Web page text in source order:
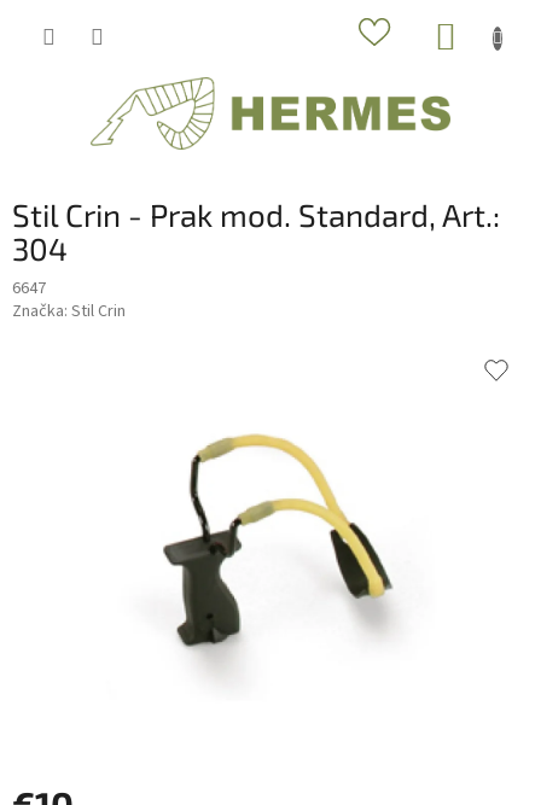
Stil Crin - Prak mod. Standard, Art.:
304
6647
Značka: Stil Crin